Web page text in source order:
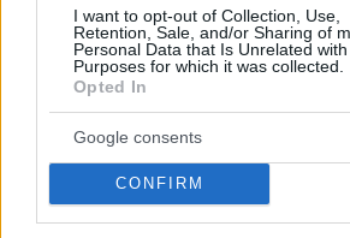
I want to opt-out of Collection, Use,
Retention, Sale, and/or Sharing of
Personal Data that Is Unrelated
Purposes for which it was collected.
Opted In
Google consents
CONFIRM
-Το σχήμα συνεργασίας 3+1
της Ελλάδας, του Ισραήλ και
Πολιτειών υπήρξε ένα
συνεργασίας σε ενεργειακά
πρέπει να επεκταθεί ώστε να
άλλους τομείς κοινού